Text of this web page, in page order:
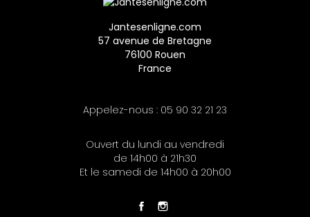
Jantesenligne.com
57 avenue de Bretagne
76100 Rouen
France
Appelez-nous : 05 90 32 21 23
Ouvert du lundi au vendredi
de 14h00 à 21h30
Et le samedi de 14h00 à 20h00